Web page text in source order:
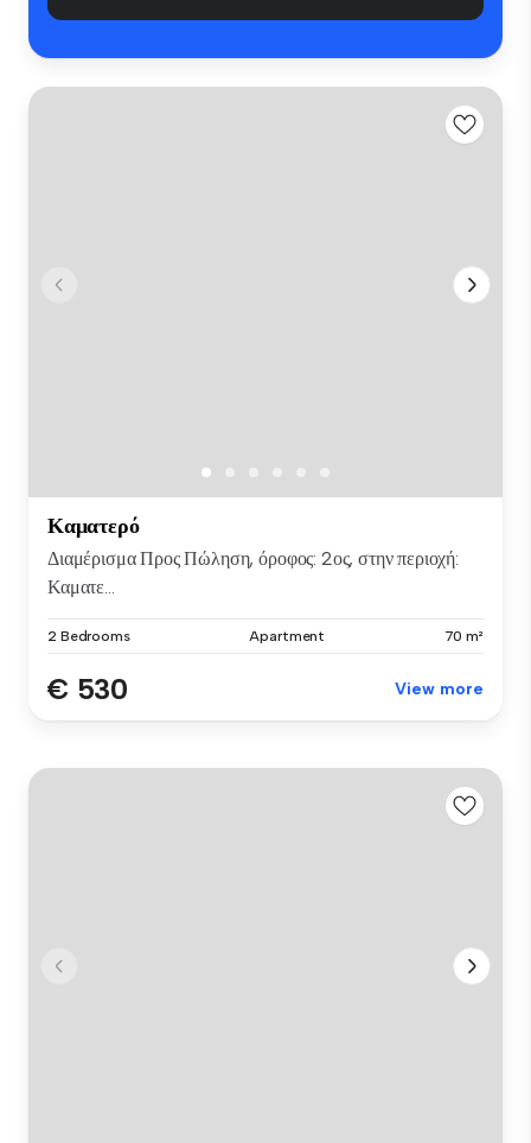
Καματερό
Διαμέρισμα Προς Πώληση, όροφος: 2ος, στην περιοχή:
Καματε...
2 Bedrooms Apartment 70 m²
€ 530 View more